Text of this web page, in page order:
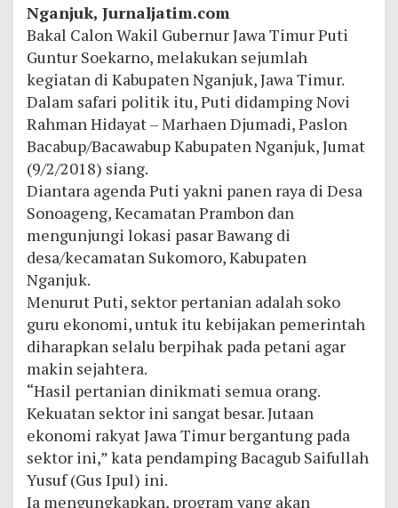
Nganjuk, Jurnaljatim.com
Bakal Calon Wakil Gubernur Jawa Timur Puti
Guntur Soekarno, melakukan sejumlah
kegiatan di Kabupaten Nganjuk, Jawa Timur.
Dalam safari politik itu, Puti didamping Novi
Rahman Hidayat – Marhaen Djumadi, Paslon
Bacabup/Bacawabup Kabupaten Nganjuk, Jumat
(9/2/2018) siang.
Diantara agenda Puti yakni panen raya di Desa
Sonoageng, Kecamatan Prambon dan
mengunjungi lokasi pasar Bawang di
desa/kecamatan Sukomoro, Kabupaten
Nganjuk.
Menurut Puti, sektor pertanian adalah soko
guru ekonomi, untuk itu kebijakan pemerintah
diharapkan selalu berpihak pada petani agar
makin sejahtera.
“Hasil pertanian dinikmati semua orang.
Kekuatan sektor ini sangat besar. Jutaan
ekonomi rakyat Jawa Timur bergantung pada
sektor ini,” kata pendamping Bacagub Saifullah
Yusuf (Gus Ipul) ini.
Ia mengungkapkan, program yang akan